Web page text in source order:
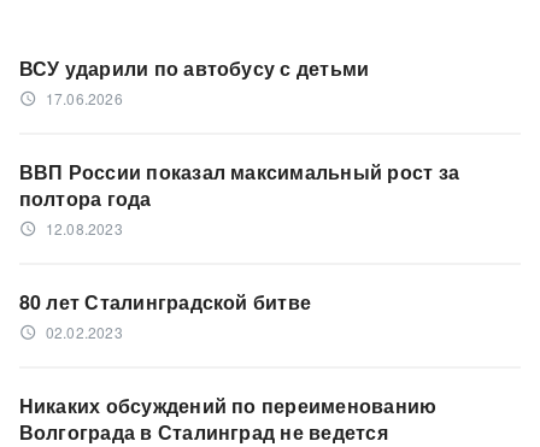
ВСУ ударили по автобусу с детьми
access_time 17.06.2026
ВВП России показал максимальный рост за
полтора года
access_time 12.08.2023
80 лет Сталинградской битве
access_time 02.02.2023
Никаких обсуждений по переименованию
Волгограда в Сталинград не ведется